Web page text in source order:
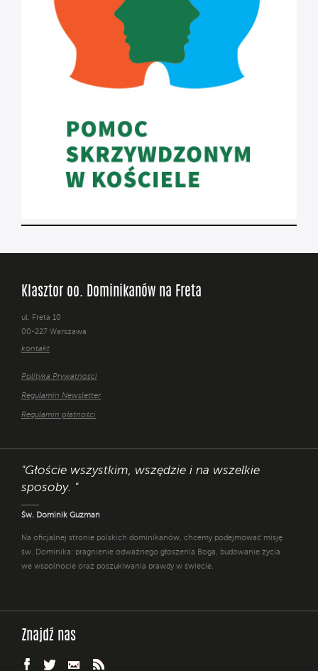
Klasztor oo. Dominikanów na Freta
ul. Freta 10
00-227 Warszawa
kontakt
Polityka Prywatności
Regulamin Newsletter
Regulamin płatności
"Głoście wszystkim, wszędzie i na wszelkie
sposoby. "
Św. Dominik Guzman
Na oficjalnej stronie polskich dominikanów, chcemy podejmować misję
św. Dominika: pragnienie odważnego głoszenia Boga, budowanie życia
we wspólnocie oraz poszukiwania prawdy w świecie.
Znajdź nas